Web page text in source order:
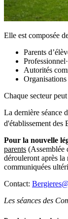
Elle est composée
Parents
Autorités
Chaque secteur
La dernière séance
d'établissement des
Pour la nouvelle
parents (Assemblée
dérouleront après la
communiquées
Contact:
Les séances des